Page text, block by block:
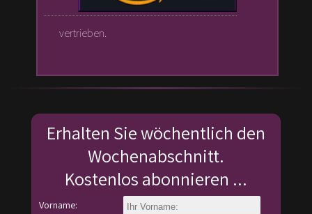
vertrieben.
Erhalten Sie wöchentlich den
Wochenabschnitt.
Kostenlos abonnieren ...
Vorname: